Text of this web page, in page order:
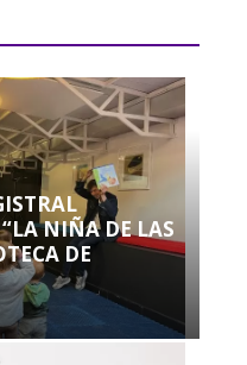
NIÑA DE LAS
DE